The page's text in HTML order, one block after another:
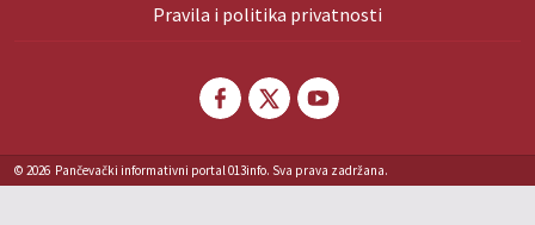
Pravila i politika privatnosti
© 2026 Pančevački informativni portal 013info. Sva prava zadržana.